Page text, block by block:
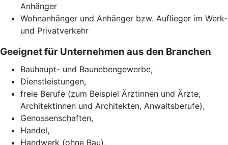
Anhänger
Wohnanhänger und Anhänger bzw. Auflieger im Werk-
und Privatverkehr
Geeignet für Unternehmen aus den Branchen
Bauhaupt- und Baunebengewerbe,
Dienstleistungen,
freie Berufe (zum Beispiel Ärztinnen und Ärzte,
Architektinnen und Architekten, Anwaltsberufe),
Genossenschaften,
Handel,
Handwerk (ohne Bau),